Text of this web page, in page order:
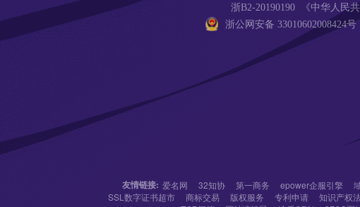
浙公网安备 33010602008424号
浙B2-20190190  《中华人民
友情链接: 爱名网 32知协 第一商务 epower企服引擎
SSL数字证书超市
商标交易 版权服务 专利申请 知识产权